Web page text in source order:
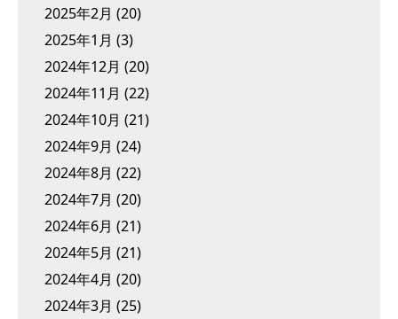
2025年2月 (20)
2025年1月 (3)
2024年12月 (20)
2024年11月 (22)
2024年10月 (21)
2024年9月 (24)
2024年8月 (22)
2024年7月 (20)
2024年6月 (21)
2024年5月 (21)
2024年4月 (20)
2024年3月 (25)